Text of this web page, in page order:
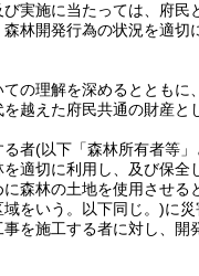
実施に当たっては、府民
林開発行為の状況を適
の理解を深めるととも
越えた府民共通の財産と
る者(以下「森林所有者等
適切に利用し、及び保全
森林の土地を使用させる
をいう。以下同じ。)に
を施工する者に対し、